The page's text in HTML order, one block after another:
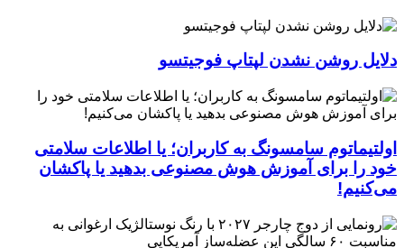
دلایل روشن نشدن لپتاپ فوجیتسو
اولتیماتوم سامسونگ به کاربران؛ یا اطلاعات سلامتی
خود را برای آموزش هوش مصنوعی بدهید یا پاکشان
می‌کنیم!